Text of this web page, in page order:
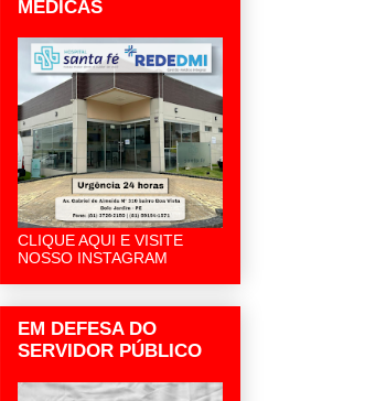
MÉDICAS
CLIQUE AQUI E VISITE
NOSSO INSTAGRAM
EM DEFESA DO
SERVIDOR PÚBLICO